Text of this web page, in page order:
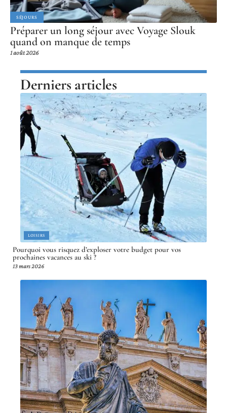
SÉJOURS
Préparer un long séjour avec Voyage Slouk
quand on manque de temps
1 août 2026
Derniers articles
LOISIRS
Pourquoi vous risquez d’exploser votre budget pour vos
prochaines vacances au ski ?
13 mars 2026